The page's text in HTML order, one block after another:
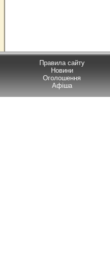
Правила сайту
Новини
Оголошення
Афіша